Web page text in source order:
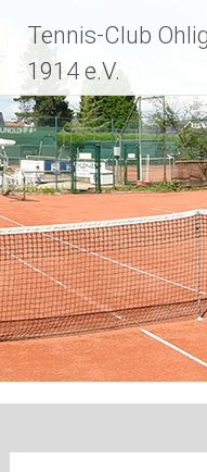
Inhalt
springen
Tennis-Club
1914 e.V.